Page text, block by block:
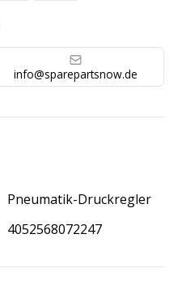
info@sparepartsnow.de
Pneumatik-Druckregler
4052568072247